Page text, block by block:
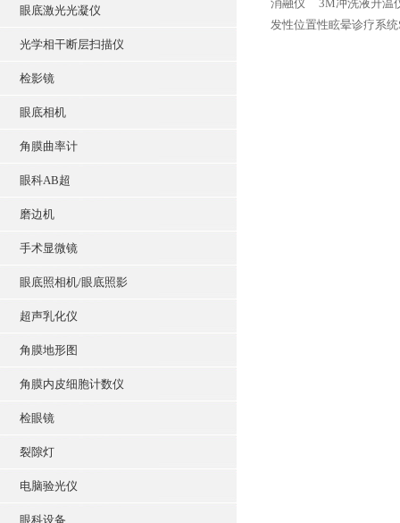
眼底激光光凝仪
光学相干断层扫描仪
检影镜
眼底相机
角膜曲率计
眼科AB超
磨边机
手术显微镜
眼底照相机/眼底照影
超声乳化仪
角膜地形图
角膜内皮细胞计数仪
检眼镜
裂隙灯
电脑验光仪
眼科设备
消融仪
3M冲洗液升温
发性位置性眩晕诊疗系统